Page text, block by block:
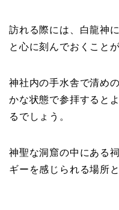
訪れる際には、白龍神
と心に刻んでおくこと
神社内の手水舎で清め
かな状態で参拝すると
るでしょう。
神聖な洞窟の中にある
ギーを感じられる場所